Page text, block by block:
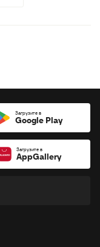
Загрузите в
Google Play
Загрузите в
AppGallery